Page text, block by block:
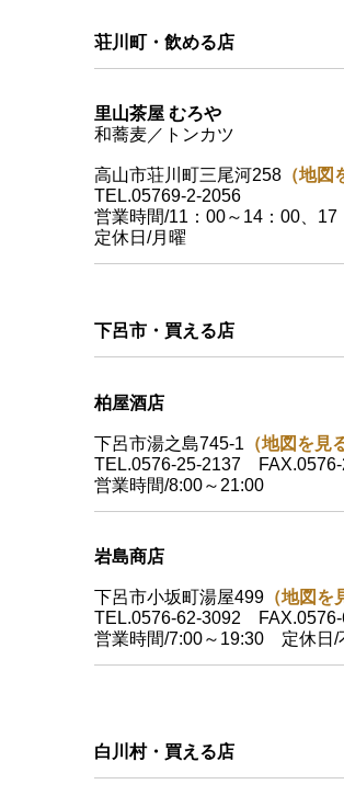
荘川町・飲める店
里山茶屋 むろや
和蕎麦／トンカツ
高山市荘川町三尾河258 （地図
TEL.05769-2-2056
営業時間/11：00～14：00、17
定休日/月曜
下呂市・買える店
柏屋酒店
下呂市湯之島745-1 （地図を見
TEL.0576-25-2137 FAX.0576-
営業時間/8:00～21:00
岩島商店
下呂市小坂町湯屋499 （地図を
TEL.0576-62-3092 FAX.0576-
営業時間/7:00～19:30 定休日/
白川村・買える店